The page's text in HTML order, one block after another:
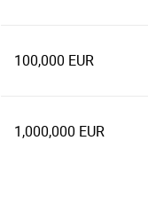
100,000 EUR
1,000,000 EUR